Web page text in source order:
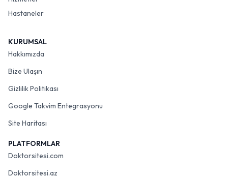
Hastaneler
KURUMSAL
Hakkımızda
Bize Ulaşın
Gizlilik Politikası
Google Takvim Entegrasyonu
Site Haritası
PLATFORMLAR
Doktorsitesi.com
Doktorsitesi.az